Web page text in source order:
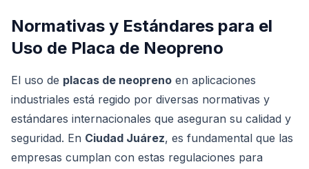
Normativas y Estándares para el
Uso de Placa de Neopreno
El uso de placas de neopreno en aplicaciones
industriales está regido por diversas normativas y
estándares internacionales que aseguran su calidad y
seguridad. En Ciudad Juárez, es fundamental que las
empresas cumplan con estas regulaciones para